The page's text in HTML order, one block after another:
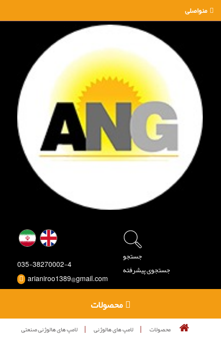
منواصلی
035-38270002-4
arianiroo1389@gmail.com
جستجو
جستجوی پیشرفته
محصولات
محصولات لامپ های هالوژنی لامپ های هالوژنی صنعتی